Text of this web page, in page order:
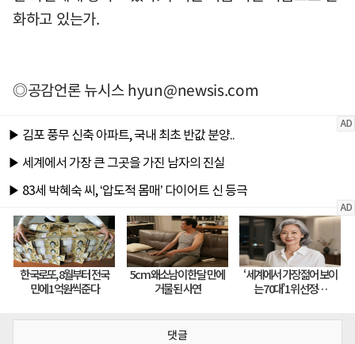
화하고 있는가.
◎공감언론 뉴시스hyun@newsis.com
댓글